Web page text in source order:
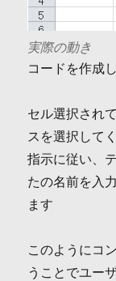
実際の動き
コードを作成
セル選択され
スを選択して
指示に従い、
たの名前を入
ます
このようにコ
うことでユー